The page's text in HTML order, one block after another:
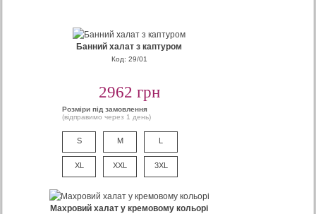
Банний халат з каптуром
Код: 29/01
2962 грн
Розміри під замовлення
(відправимо через 1 день)
S M L
XL XXL 3XL
Махровий халат у кремовому кольорі